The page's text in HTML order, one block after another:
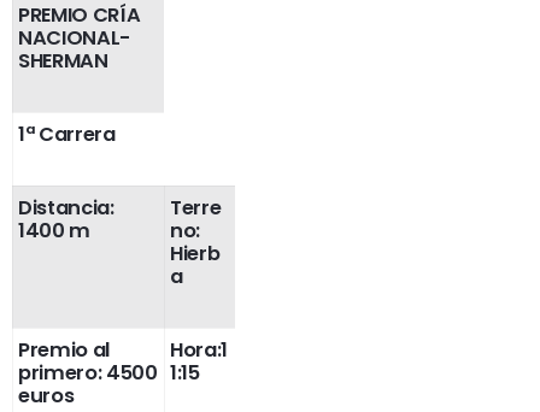
PREMIO CRÍA
NACIONAL-
SHERMAN
1ª Carrera
Distancia:
1400 m
Terre
no:
Hierb
a
Premio al
primero: 4500
euros
Hora:1
1:15